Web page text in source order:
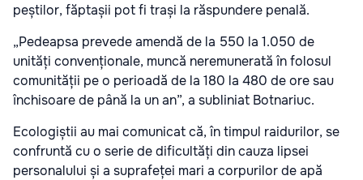
peștilor, făptașii pot fi trași la răspundere penală.
„Pedeapsa prevede amendă de la 550 la 1.050 de
unități convenționale, muncă neremunerată în folosul
comunității pe o perioadă de la 180 la 480 de ore sau
închisoare de până la un an”, a subliniat Botnariuc.
Ecologiștii au mai comunicat că, în timpul raidurilor, se
confruntă cu o serie de dificultăți din cauza lipsei
personalului și a suprafeței mari a corpurilor de apă